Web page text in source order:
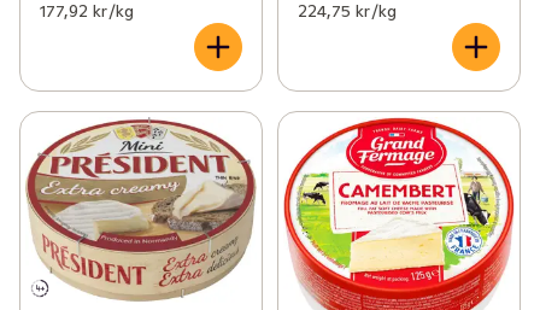
177,92 kr /kg 224,75 kr /kg